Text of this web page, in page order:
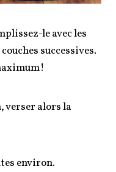
le avec les
successives.
verser alors la
environ.